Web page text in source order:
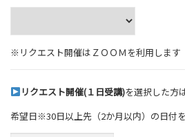
※リクエスト開催はＺＯＯＭを利用します
リクエスト開催(１日受講)を選択した方
希望日※30日以上先（2か月以内）の日付